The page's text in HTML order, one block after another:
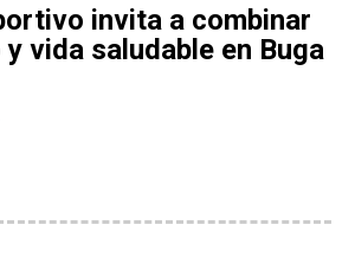
invita a combinar
vida saludable en Buga